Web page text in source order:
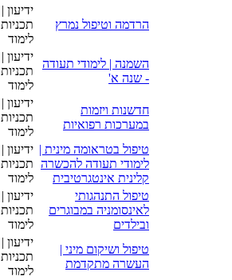
הרדמה וטיפול נמרץ
ידיעון |
תכניות
לימוד
השמנה | לימודי תעודה
- שנה א'
ידיעון |
תכניות
לימוד
חדשנות ויזמות
במערכות רפואיות
ידיעון |
תכניות
לימוד
טיפול בטראומה מינית |
לימודי תעודה להכשרה
קלינית אינטגרטיבית
ידיעון |
תכניות
לימוד
טיפול התנהגותי
לאינסומניה במבוגרים
ובילדים
ידיעון |
תכניות
לימוד
טיפול ושיקום מיני |
העשרה מתקדמת
ידיעון |
תכניות
לימוד